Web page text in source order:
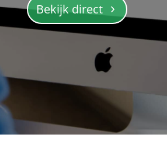
Bekijk direct